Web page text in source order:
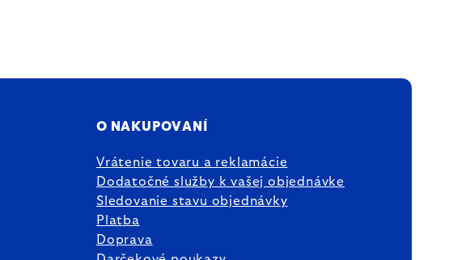
O NAKUPOVANÍ
Vrátenie tovaru a reklamácie
Dodatočné služby k vašej objednávke
Sledovanie stavu objednávky
Platba
Doprava